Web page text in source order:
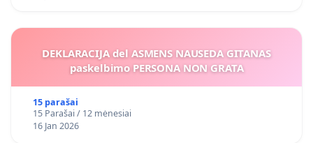
DEKLARACIJA del ASMENS NAUSEDA GITANAS
paskelbimo PERSONA NON GRATA
15 parašai
15 Parašai / 12 mėnesiai
16 Jan 2026